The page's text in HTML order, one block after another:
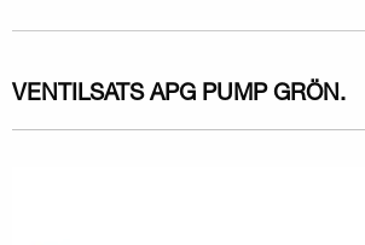
VENTILSATS APG PUMP GRÖN.